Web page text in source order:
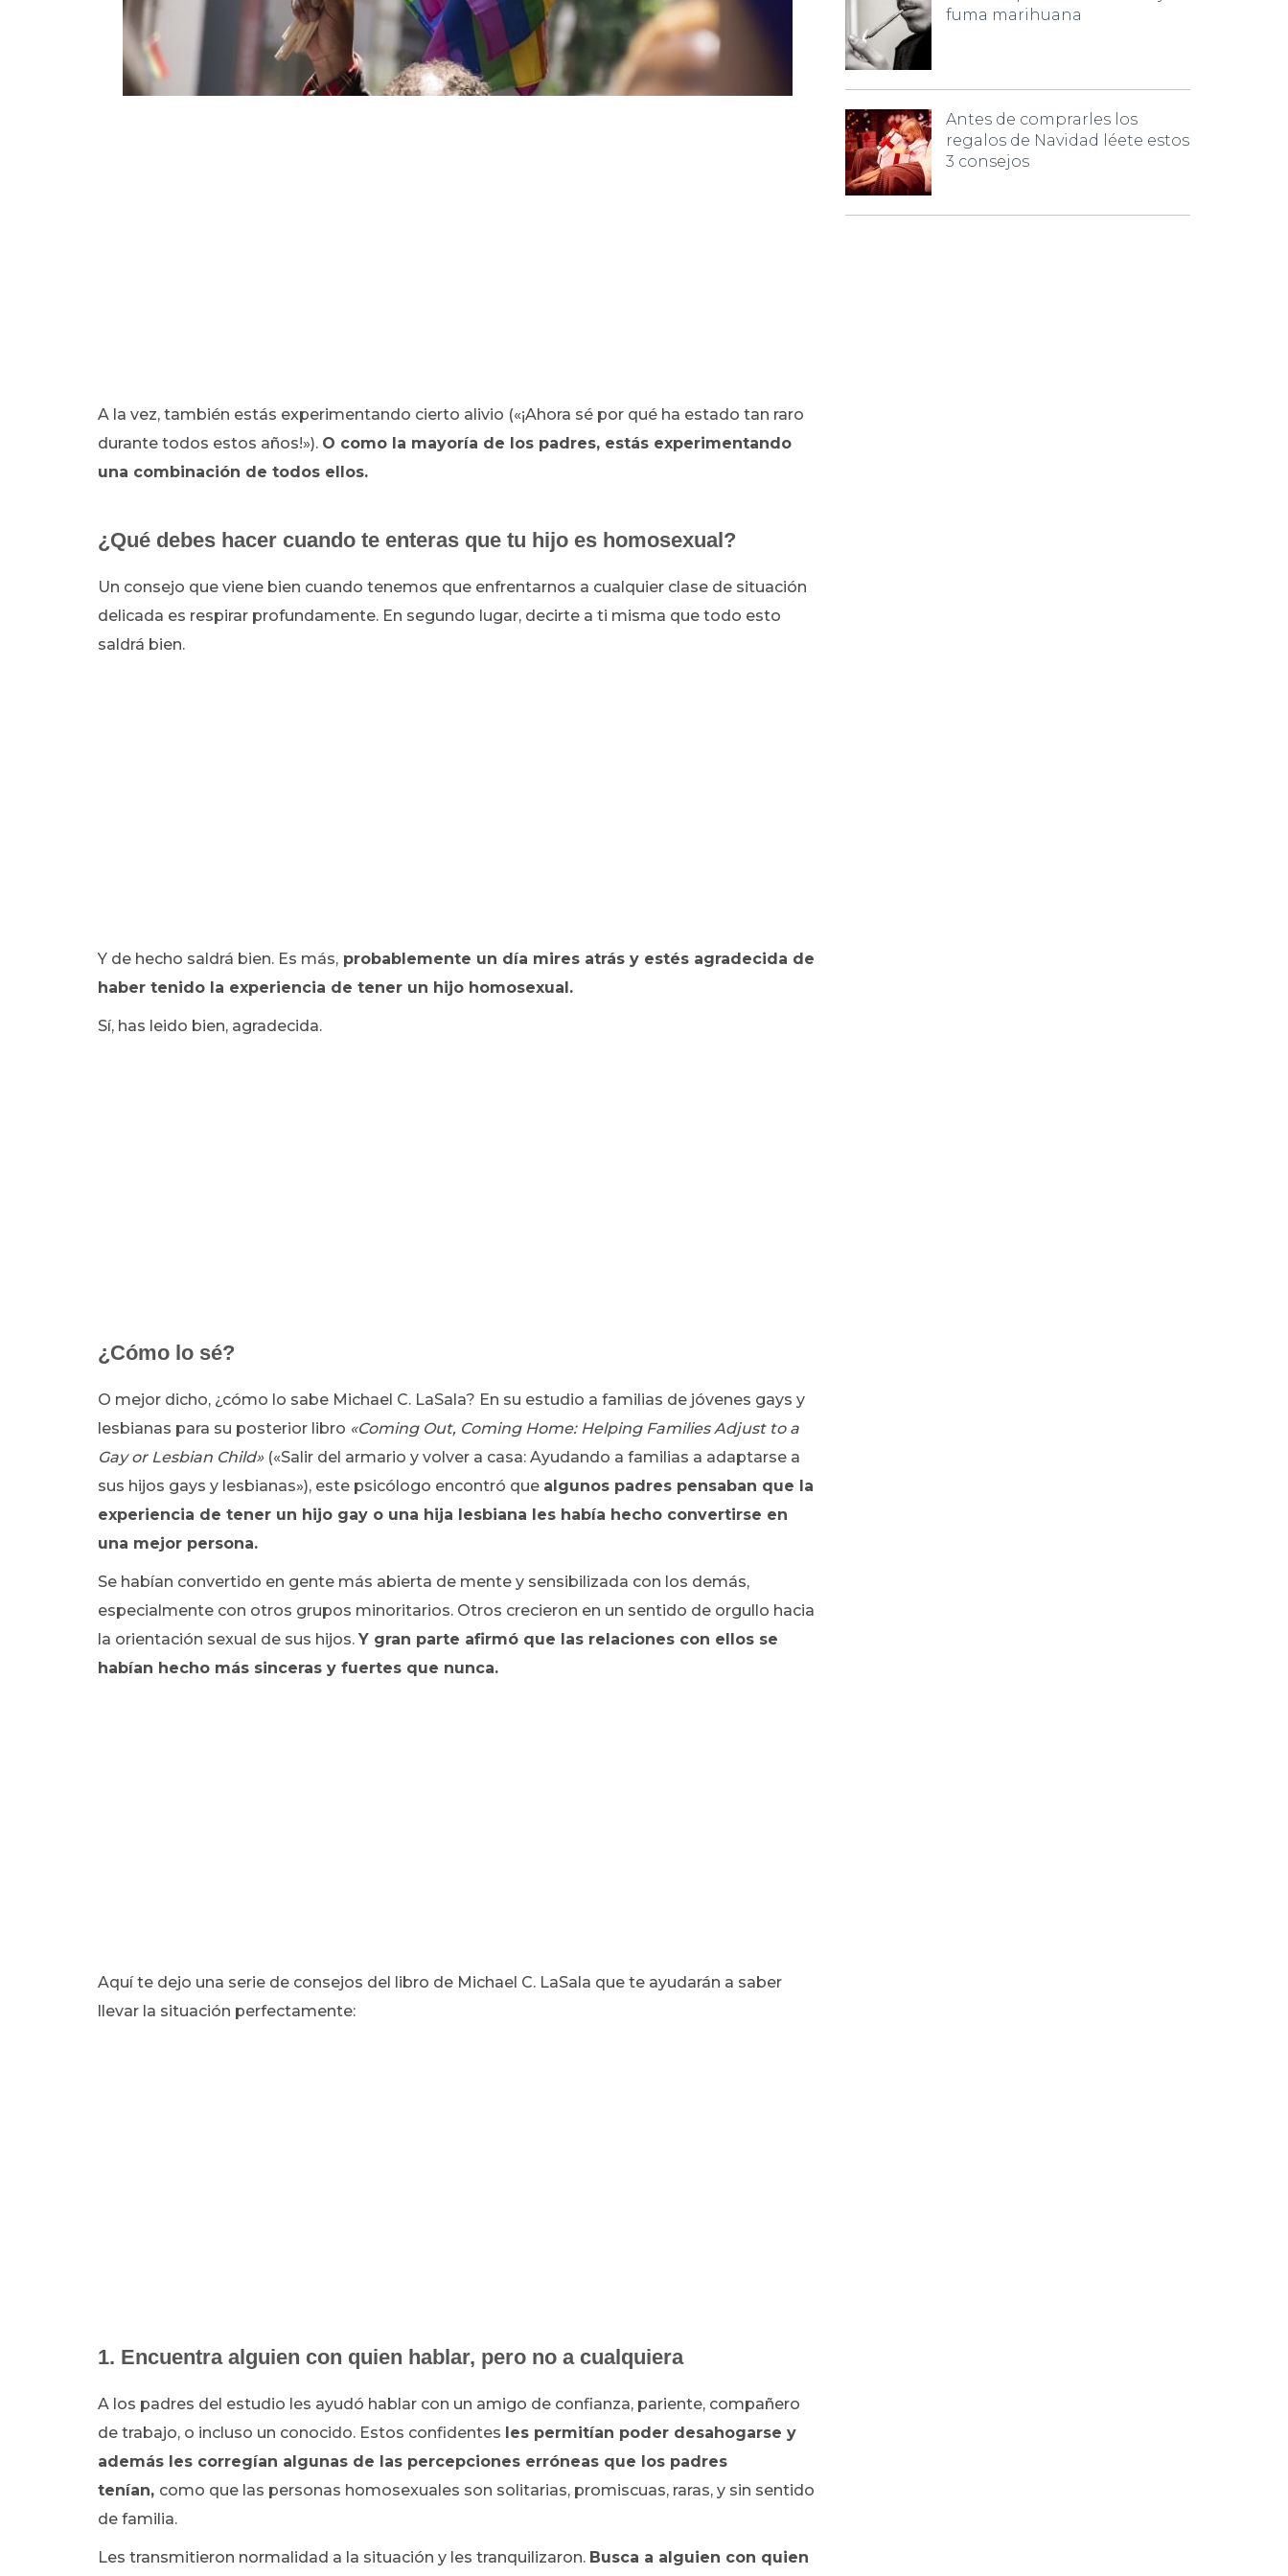
A la vez, también estás experimentando cierto alivio («¡Ahora sé por qué ha estado tan raro
durante todos estos años!»). O como la mayoría de los padres, estás experimentando
una combinación de todos ellos.
¿Qué debes hacer cuando te enteras que tu hijo es homosexual?
Un consejo que viene bien cuando tenemos que enfrentarnos a cualquier clase de situación
delicada es respirar profundamente. En segundo lugar, decirte a ti misma que todo esto
saldrá bien.
Y de hecho saldrá bien. Es más, probablemente un día mires atrás y estés agradecida de
haber tenido la experiencia de tener un hijo homosexual.
Sí, has leido bien, agradecida.
¿Cómo lo sé?
O mejor dicho, ¿cómo lo sabe Michael C. LaSala? En su estudio a familias de jóvenes gays y
lesbianas para su posterior libro «Coming Out, Coming Home: Helping Families Adjust to a
Gay or Lesbian Child»(«Salir del armario y volver a casa: Ayudando a familias a adaptarse a
sus hijos gays y lesbianas»), este psicólogo encontró que algunos padres pensaban que la
experiencia de tener un hijo gay o una hija lesbiana les había hecho convertirse en
una mejor persona.
Se habían convertido en gente más abierta de mente y sensibilizada con los demás,
especialmente con otros grupos minoritarios. Otros crecieron en un sentido de orgullo hacia
la orientación sexual de sus hijos. Y gran parte afirmó que las relaciones con ellos se
habían hecho más sinceras y fuertes que nunca.
Aquí te dejo una serie de consejos del libro de Michael C. LaSala que te ayudarán a saber
llevar la situación perfectamente:
1. Encuentra alguien con quien hablar, pero no a cualquiera
A los padres del estudio les ayudó hablar con un amigo de confianza, pariente, compañero
de trabajo, o incluso un conocido. Estos confidentes les permitían poder desahogarse y
además les corregían algunas de las percepciones erróneas que los padres
tenían, como que las personas homosexuales son solitarias, promiscuas, raras, y sin sentido
de familia.
Les transmitieron normalidad a la situación y les tranquilizaron. Busca a alguien con quien
fuma marihuana
Antes de comprarles los
regalos de Navidad léete estos
3 consejos